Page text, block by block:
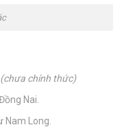
(chưa chính thức)
Nai.
Nam Long.